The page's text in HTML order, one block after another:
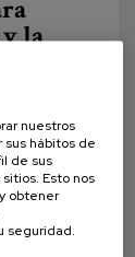
la
a una
su
allá de
nuestros
hábitos de
de sus
Esto nos
obtener
seguridad.